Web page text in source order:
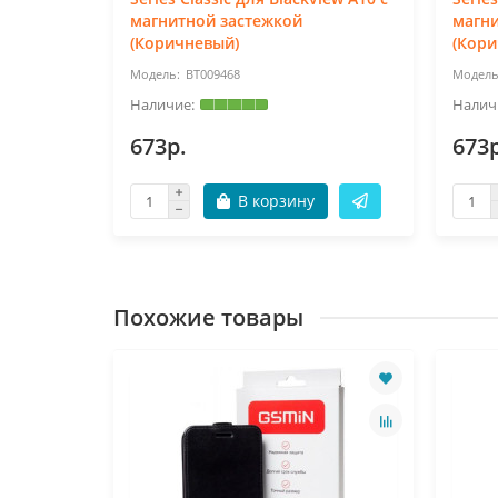
магнитной застежкой
(Коричневый)
BT009468
673р.
В корзину
Похожие товары